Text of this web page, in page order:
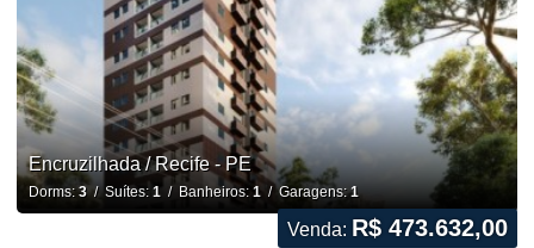
Encruzilhada / Recife - PE
Dorms:3/ Suítes: 1/ Banheiros: 1/ Garagens:1
Venda: R$ 473.632,00